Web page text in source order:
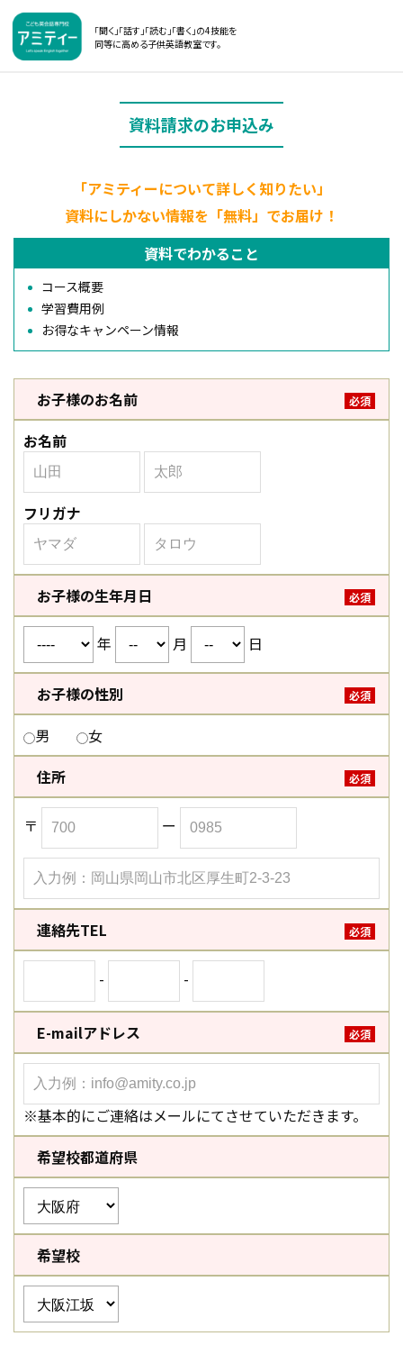
「聞く」「話す」「読む」「書く」の4技能を
同等に高める子供英語教室です。
資料請求のお申込み
「アミティーについて詳しく知りたい」
資料にしかない情報を「無料」でお届け！
資料でわかること
コース概要
学習費用例
お得なキャンペーン情報
お子様のお名前 必須
お名前
フリガナ
お子様の生年月日 必須
年 月 日
お子様の性別 必須
男
女
住所
必須
〒 ー
連絡先TEL 必須
- -
E-mailアドレス 必須
※基本的にご連絡はメールにてさせていただきます。
希望校都道府県
希望校